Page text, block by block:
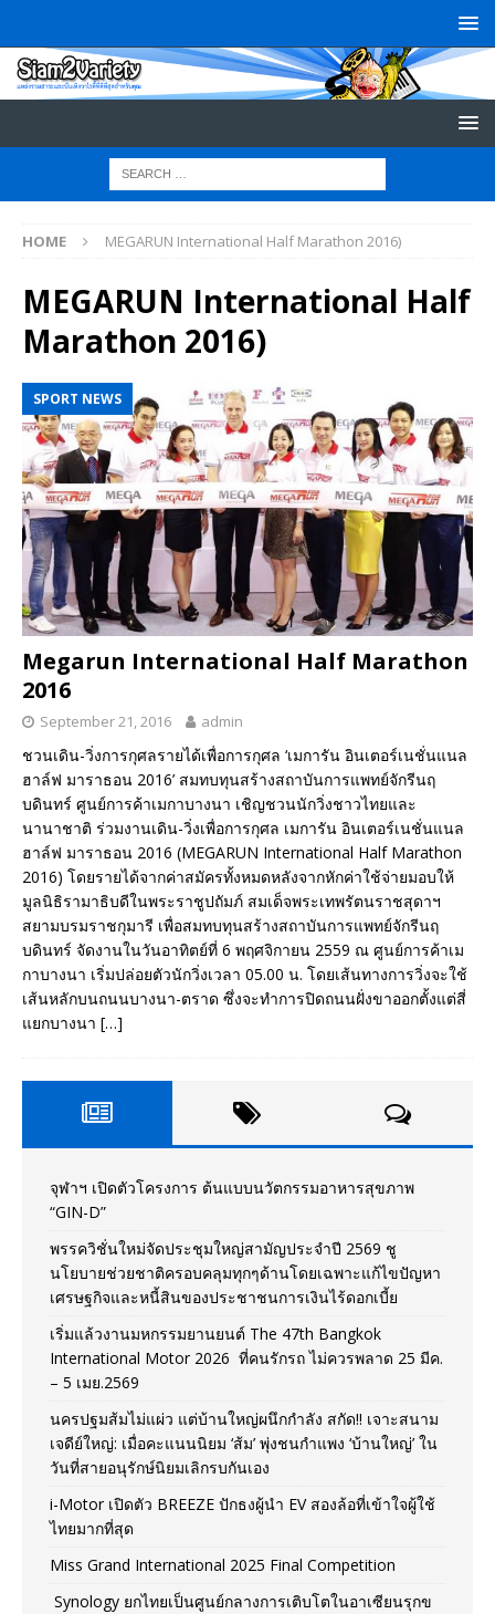
HOME MEGARUN International Half Marathon 2016)
MEGARUN International Half
Marathon 2016)
SPORT NEWS
Megarun International Half Marathon
2016
September 21, 2016 admin
ชวนเดิน-วิ่งการกุศลรายได้เพื่อการกุศล ‘เมการัน อินเตอร์เนชั่นแนล
ฮาล์ฟ มาราธอน 2016’ สมทบทุนสร้างสถาบันการแพทย์จักรีนฤ
บดินทร์ ศูนย์การค้าเมกาบางนา เชิญชวนนักวิ่งชาวไทยและ
นานาชาติ ร่วมงานเดิน-วิ่งเพื่อการกุศล เมการัน อินเตอร์เนชั่นแนล
ฮาล์ฟ มาราธอน 2016 (MEGARUN International Half Marathon
2016) โดยรายได้จากค่าสมัครทั้งหมดหลังจากหักค่าใช้จ่ายมอบให้
มูลนิธิรามาธิบดีในพระราชูปถัมภ์ สมเด็จพระเทพรัตนราชสุดาฯ
สยามบรมราชกุมารี เพื่อสมทบทุนสร้างสถาบันการแพทย์จักรีนฤ
บดินทร์ จัดงานในวันอาทิตย์ที่ 6 พฤศจิกายน 2559 ณ ศูนย์การค้าเม
กาบางนา เริ่มปล่อยตัวนักวิ่งเวลา 05.00 น. โดยเส้นทางการวิ่งจะใช้
เส้นหลักบนถนนบางนา-ตราด ซึ่งจะทำการปิดถนนฝั่งขาออกตั้งแต่สี่
แยกบางนา […]
จุฬาฯ เปิดตัวโครงการ ต้นแบบนวัตกรรมอาหารสุขภาพ
“GIN-D”
พรรควิชั่นใหม่จัดประชุมใหญ่สามัญประจำปี 2569 ชู
นโยบายช่วยชาติครอบคลุมทุกๆด้านโดยเฉพาะแก้ไขปัญหา
เศรษฐกิจและหนี้สินของประชาชนการเงินไร้ดอกเบี้ย
เริ่มแล้วงานมหกรรมยานยนต์ The 47th Bangkok
International Motor 2026 ที่คนรักรถ ไม่ควรพลาด 25 มีค.
– 5 เมย.2569
นครปฐมส้มไม่แผ่ว แต่บ้านใหญ่ผนึกกำลัง สกัด!! เจาะสนาม
เจดีย์ใหญ่: เมื่อคะแนนนิยม ‘ส้ม’ พุ่งชนกำแพง ‘บ้านใหญ่’ ใน
วันที่สายอนุรักษ์นิยมเลิกรบกันเอง
i-Motor เปิดตัว BREEZE ปักธงผู้นำ EV สองล้อที่เข้าใจผู้ใช้
ไทยมากที่สุด
Miss Grand International 2025 Final Competition
Synology ยกไทยเป็นศูนย์กลางการเติบโตในอาเซียนรุกข